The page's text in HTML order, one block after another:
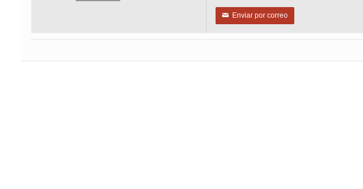
✉ Enviar por correo